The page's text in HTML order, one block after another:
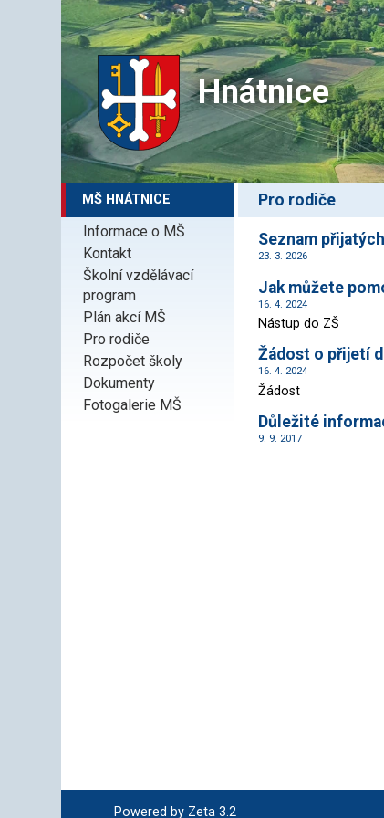
Hnátnice
MŠ HNÁTNICE
Informace o MŠ
Kontakt
Školní vzdělávací
program
Plán akcí MŠ
Pro rodiče
Rozpočet školy
Dokumenty
Fotogalerie MŠ
Pro rodiče
Seznam
23. 3. 2026
Jak můžete
16. 4. 2024
Nástup do ZŠ
Žádost o přijetí
16. 4. 2024
Žádost
Důležité
9. 9. 2017
Powered by Zeta 3.2